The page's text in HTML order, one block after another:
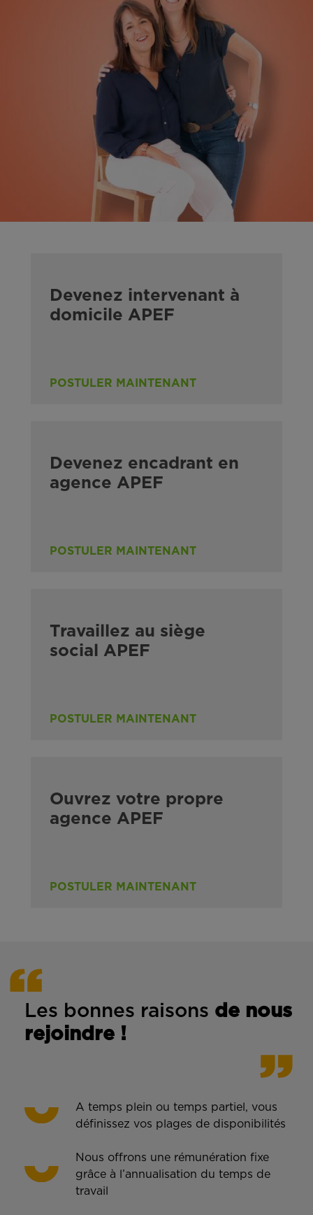
Devenez intervenant à
domicile APEF
POSTULER MAINTENANT
Devenez encadrant en
agence APEF
POSTULER MAINTENANT
Travaillez au siège
social APEF
POSTULER MAINTENANT
Ouvrez votre propre
agence APEF
POSTULER MAINTENANT
Les bonnes raisons de nous
rejoindre !
A temps plein ou temps partiel, vous
définissez vos plages de disponibilités
Nous offrons une rémunération fixe
grâce à l’annualisation du temps de
travail